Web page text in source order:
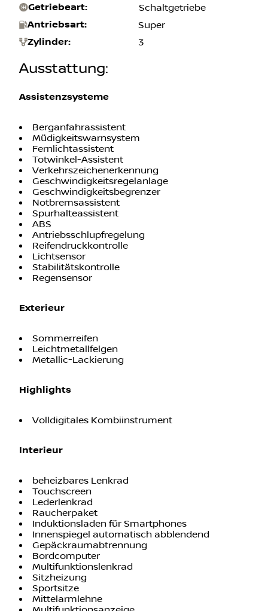
Getriebeart: Schaltgetriebe
Antriebsart: Super
Zylinder: 3
Ausstattung:
Assistenzsysteme
Berganfahrassistent
Müdigkeitswarnsystem
Fernlichtassistent
Totwinkel-Assistent
Verkehrszeichenerkennung
Geschwindigkeitsregelanlage
Geschwindigkeitsbegrenzer
Notbremsassistent
Spurhalteassistent
ABS
Antriebsschlupfregelung
Reifendruckkontrolle
Lichtsensor
Stabilitätskontrolle
Regensensor
Exterieur
Sommerreifen
Leichtmetallfelgen
Metallic-Lackierung
Highlights
Volldigitales Kombiinstrument
Interieur
beheizbares Lenkrad
Touchscreen
Lederlenkrad
Raucherpaket
Induktionsladen für Smartphones
Innenspiegel automatisch abblendend
Gepäckraumabtrennung
Bordcomputer
Multifunktionslenkrad
Sitzheizung
Sportsitze
Mittelarmlehne